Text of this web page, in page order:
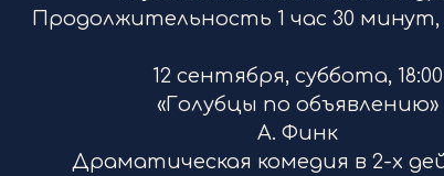
Продолжительность 1 час 30 минут,
12 сентября, суббота, 18:00
«Голубцы по объявлению»
А. Финк
Драматическая комедия в 2-х